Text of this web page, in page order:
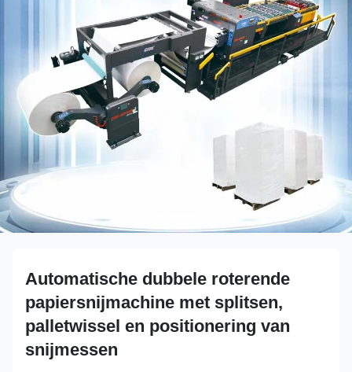
Automatische dubbele roterende
papiersnijmachine met splitsen,
palletwissel en positionering van
snijmessen